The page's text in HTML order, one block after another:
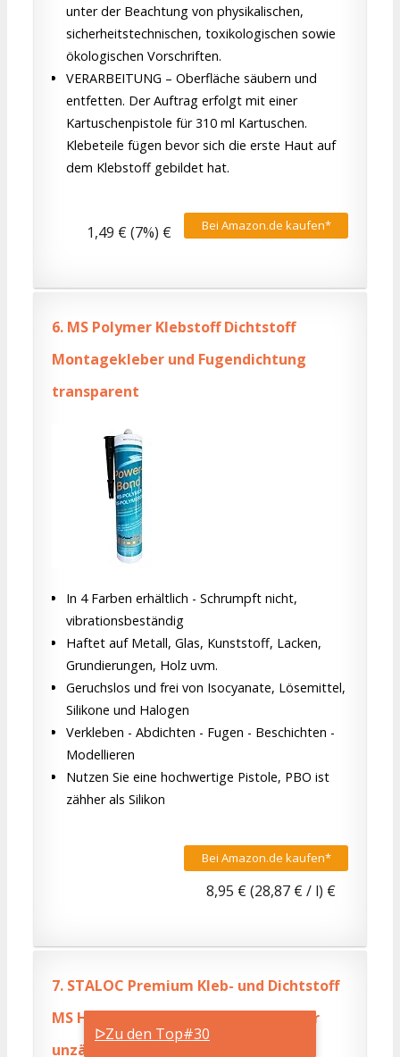
ᐅZu den Top#30
unter der Beachtung von physikalischen,
sicherheitstechnischen, toxikologischen sowie
ökologischen Vorschriften.
VERARBEITUNG – Oberfläche säubern und
entfetten. Der Auftrag erfolgt mit einer
Kartuschenpistole für 310 ml Kartuschen.
Klebeteile fügen bevor sich die erste Haut auf
dem Klebstoff gebildet hat.
Bei Amazon.de kaufen*
1,49 € (7%) €
6. MS Polymer Klebstoff Dichtstoff
Montagekleber und Fugendichtung
transparent
In 4 Farben erhältlich - Schrumpft nicht,
vibrationsbeständig
Haftet auf Metall, Glas, Kunststoff, Lacken,
Grundierungen, Holz uvm.
Geruchslos und frei von Isocyanate, Lösemittel,
Silikone und Halogen
Verkleben - Abdichten - Fugen - Beschichten -
Modellieren
Nutzen Sie eine hochwertige Pistole, PBO ist
zähher als Silikon
Bei Amazon.de kaufen*
8,95 € (28,87 € / l) €
7. STALOC Premium Kleb- und Dichtstoff
MS Hybrid plus | weiß | universell für
unzählige Verklebungen mit extrem